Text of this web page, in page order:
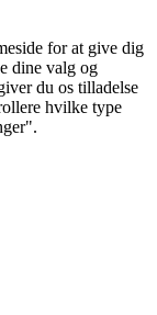
for at give dig
dine valg og
du os tilladelse
hvilke type